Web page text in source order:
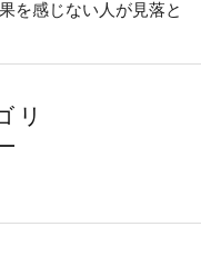
を感じない人が見落と
リ